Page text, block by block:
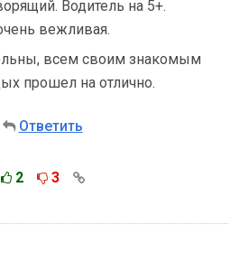
Водитель на 5+.
вежливая.
всем своим знакомым
прошел на отлично.
Ответить
2 3